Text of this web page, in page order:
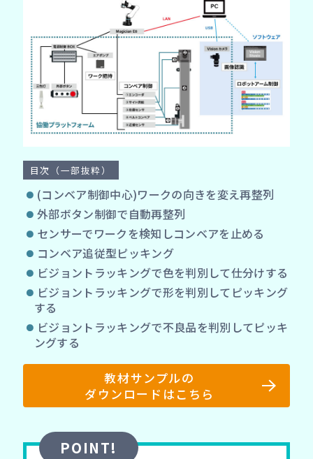
目次（一部抜粋）
(コンベア制御中心)ワークの向きを変え再整列
外部ボタン制御で自動再整列
センサーでワークを検知しコンベアを止める
コンベア追従型ピッキング
ビジョントラッキングで色を判別して仕分けする
ビジョントラッキングで形を判別してピッキング
する
ビジョントラッキングで不良品を判別してピッキ
ングする
教材サンプルの
ダウンロードはこちら
POINT!